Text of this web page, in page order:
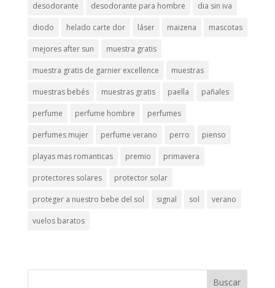
desodorante desodorante para hombre dia sin iva
diodo helado carte dor láser maizena mascotas
mejores after sun muestra gratis
muestra gratis de garnier excellence muestras
muestras bebés muestras gratis paella pañales
perfume perfume hombre perfumes
perfumes mujer perfume verano perro pienso
playas mas romanticas premio primavera
protectores solares protector solar
proteger a nuestro bebe del sol signal sol verano
vuelos baratos